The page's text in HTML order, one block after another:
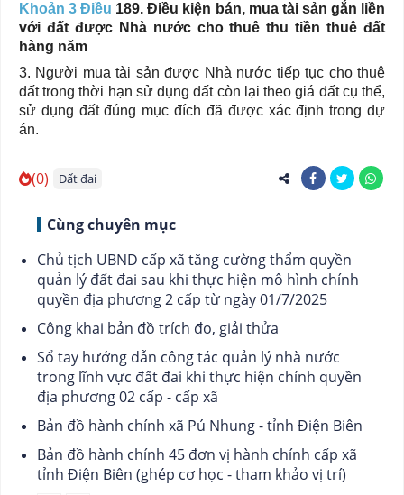
Khoản 3 Điều 189. Điều kiện bán, mua tài sản gắn liền
với đất được Nhà nước cho thuê thu tiền thuê đất
hàng năm
3. Người mua tài sản được Nhà nước tiếp tục cho thuê
đất trong thời hạn sử dụng đất còn lại theo giá đất cụ thể,
sử dụng đất đúng mục đích đã được xác định trong dự
án.
(0) Đất đai
Cùng chuyên mục
Chủ tịch UBND cấp xã tăng cường thẩm quyền
quản lý đất đai sau khi thực hiện mô hình chính
quyền địa phương 2 cấp từ ngày 01/7/2025
Công khai bản đồ trích đo, giải thửa
Sổ tay hướng dẫn công tác quản lý nhà nước
trong lĩnh vực đất đai khi thực hiện chính quyền
địa phương 02 cấp - cấp xã
Bản đồ hành chính xã Pú Nhung - tỉnh Điện Biên
Bản đồ hành chính 45 đơn vị hành chính cấp xã
tỉnh Điện Biên (ghép cơ học - tham khảo vị trí)